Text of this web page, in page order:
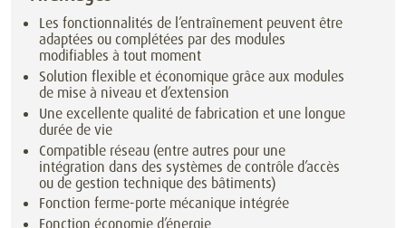
Les fonctionnalités de l’entraînement peuvent être
adaptées ou complétées par des modules
modifiables à tout moment
Solution flexible et économique grâce aux modules
de mise à niveau et d’extension
Une excellente qualité de fabrication et une longue
durée de vie
Compatible réseau (entre autres pour une
intégration dans des systèmes de contrôle d’accès
ou de gestion technique des bâtiments)
Fonction ferme-porte mécanique intégrée
Fonction économie d’énergie